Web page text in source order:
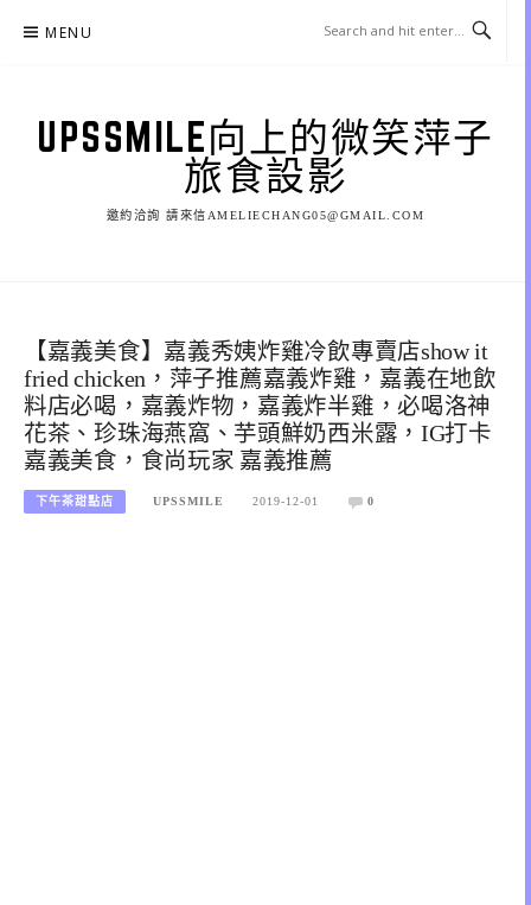
MENU
UPSSMILE向上的微笑萍子
旅食設影
邀約洽詢 請來信AMELIECHANG05@GMAIL.COM
【嘉義美食】嘉義秀姨炸雞冷飲專賣店show it
fried chicken，萍子推薦嘉義炸雞，嘉義在地飲
料店必喝，嘉義炸物，嘉義炸半雞，必喝洛神
花茶、珍珠海燕窩、芋頭鮮奶西米露，IG打卡
嘉義美食，食尚玩家 嘉義推薦
下午茶甜點店 UPSSMILE 2019-12-01 0